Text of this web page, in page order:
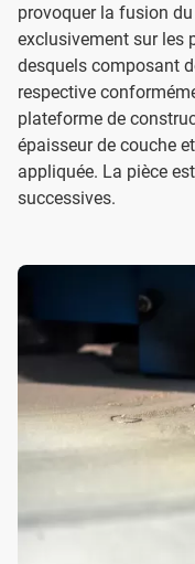
provoquer la fusion
exclusivement sur les
desquels composant
respective
plateforme de
épaisseur de couche
appliquée. La pièce
successives.